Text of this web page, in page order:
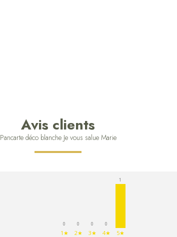
Avis clients
Pancarte déco blanche Je vous salue Marie
0
1★
0
2★
0
3★
0
4★
1
5★